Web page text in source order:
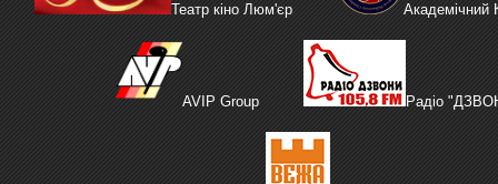
Театр кіно Люм'єр Академічний
AVIP Group Радіо